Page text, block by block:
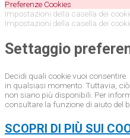
Preferenze Cookies
Impostazioni della casella dei
Impostazioni della casella dei
Settaggio
Decidi quali cookie vuoi
in qualsiasi momento. Tuttavia,
non siano più disponibili. Per
consultare la funzione di aiuto del
SCOPRI DI PIÙ SUI